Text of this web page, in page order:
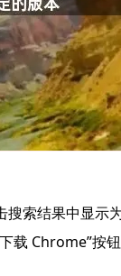
索结果中显示
Chrome”按